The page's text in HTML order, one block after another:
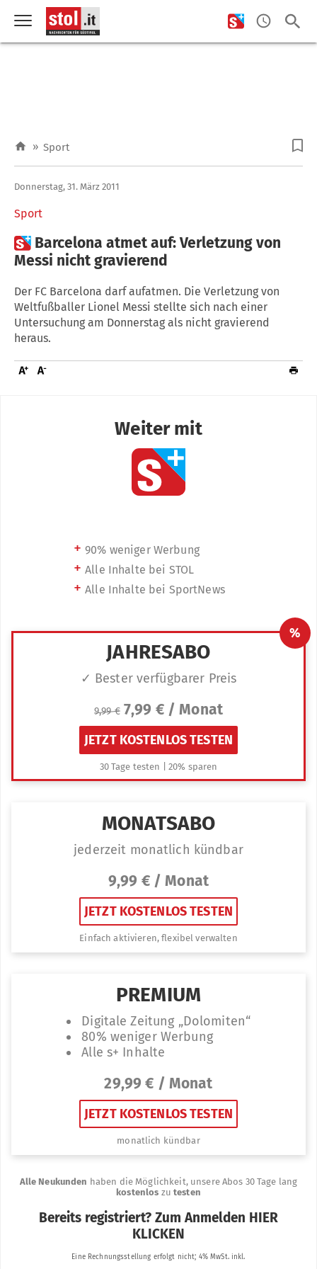
» Sport
Sport
Donnerstag, 31. März 2011
 Barcelona atmet auf: Verletzung von
Messi nicht gravierend
Der FC Barcelona darf aufatmen. Die Verletzung von
Weltfußballer Lionel Messi stellte sich nach einer
Untersuchung am Donnerstag als nicht gravierend
heraus.